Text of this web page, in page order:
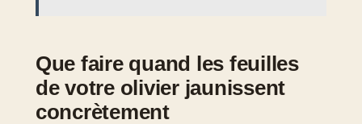
Que faire quand les feuilles
de votre olivier jaunissent
concrètement